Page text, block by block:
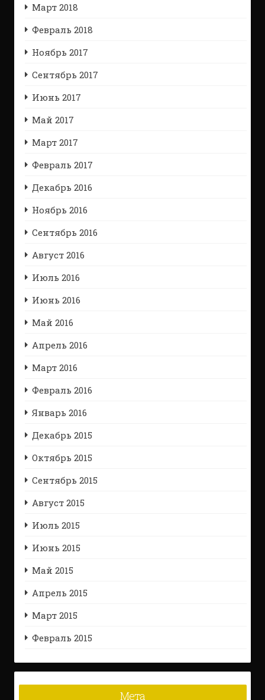
Март 2018
Февраль 2018
Ноябрь 2017
Сентябрь 2017
Июнь 2017
Май 2017
Март 2017
Февраль 2017
Декабрь 2016
Ноябрь 2016
Сентябрь 2016
Август 2016
Июль 2016
Июнь 2016
Май 2016
Апрель 2016
Март 2016
Февраль 2016
Январь 2016
Декабрь 2015
Октябрь 2015
Сентябрь 2015
Август 2015
Июль 2015
Июнь 2015
Май 2015
Апрель 2015
Март 2015
Февраль 2015
Мета